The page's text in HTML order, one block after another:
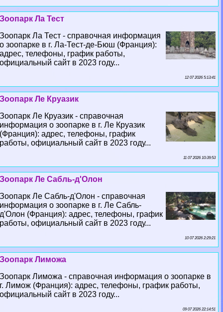
Зоопарк Ла Тест
Зоопарк Ла Тест - справочная информация
о зоопарке в г. Ла-Тест-де-Бюш (Франция):
адрес, телефоны, график работы,
официальный сайт в 2023 году...
12 07 2026 5:13:41
Зоопарк Ле Круазик
Зоопарк Ле Круазик - справочная
информация о зоопарке в г. Ле Круазик
(Франция): адрес, телефоны, график
работы, официальный сайт в 2023 году...
11 07 2026 10:39:53
Зоопарк Ле Сабль-д'Олон
Зоопарк Ле Сабль-д'Олон - справочная
информация о зоопарке в г. Ле Сабль-
д'Олон (Франция): адрес, телефоны, график
работы, официальный сайт в 2023 году...
10 07 2026 2:29:21
Зоопарк Лиможа
Зоопарк Лиможа - справочная информация о зоопарке в
г. Лимож (Франция): адрес, телефоны, график работы,
официальный сайт в 2023 году...
09 07 2026 22:14:51